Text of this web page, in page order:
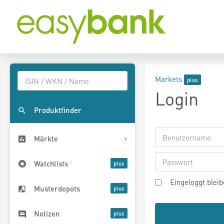
Produktfinder
Märkte
Watchlists
Musterdepots
Notizen
Markets
Login
Eingeloggt